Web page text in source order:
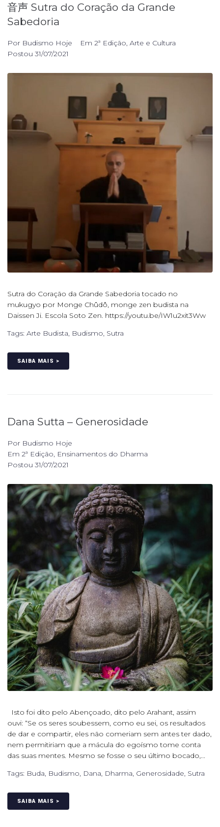
音声 Sutra do Coração da Grande
Sabedoria
Por Budismo Hoje Em 2ª Edição, Arte e Cultura
Postou 31/07/2021
Sutra do Coração da Grande Sabedoria tocado no
mukugyo por Monge Chûdô, monge zen budista na
Daissen Ji. Escola Soto Zen. https://youtu.be/IW1u2xit3Ww
Tags: Arte Budista, Budismo, Sutra
SAIBA MAIS >
Dana Sutta – Generosidade
Por Budismo Hoje
Em 2ª Edição, Ensinamentos do Dharma
Postou 31/07/2021
Isto foi dito pelo Abençoado, dito pelo Arahant, assim
ouvi: “Se os seres soubessem, como eu sei, os resultados
de dar e compartir, eles não comeriam sem antes ter dado,
nem permitiriam que a mácula do egoísmo tome conta
das suas mentes. Mesmo se fosse o seu último bocado,...
Tags: Buda Budismo Dana Dharma Generosidade Sutra
SAIBA MAIS >